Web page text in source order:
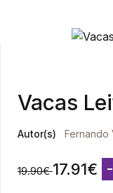
Vacas
Autor(s) Fernando
19.90€ 17.91€